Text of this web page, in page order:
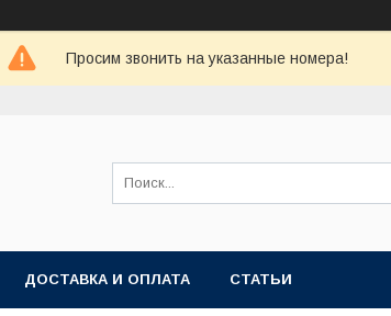
Просим звонить на указанные номера!
ДОСТАВКА И ОПЛАТА СТАТЬИ